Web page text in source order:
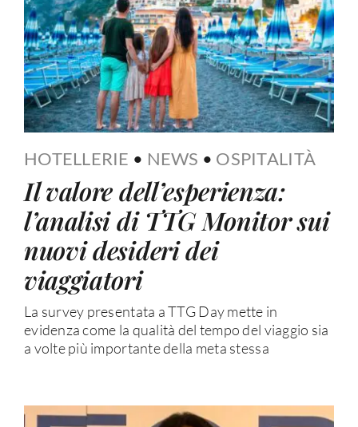
HOTELLERIE • NEWS • OSPITALITÀ
Il valore dell’esperienza:
l’analisi di TTG Monitor sui
nuovi desideri dei
viaggiatori
La survey presentata a TTG Day mette in
evidenza come la qualità del tempo del viaggio sia
a volte più importante della meta stessa